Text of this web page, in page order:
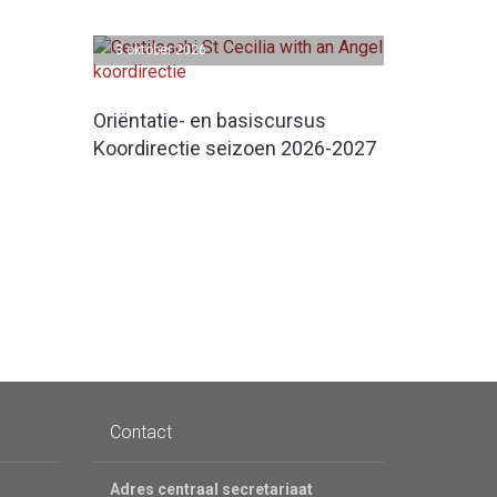
Oriëntatie- en basiscursus
Koordirectie seizoen 2026-2027
3 oktober 2026
Contact
Adres centraal secretariaat